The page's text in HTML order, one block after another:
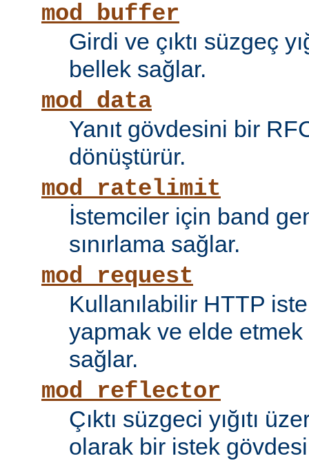
mod_buffer
Girdi ve çıktı süzgeç
bellek sağlar.
mod_data
Yanıt gövdesini bir
dönüştürür.
mod_ratelimit
İstemciler için band
sınırlama sağlar.
mod_request
Kullanılabilir HTTP
yapmak ve elde
sağlar.
mod_reflector
Çıktı süzgeci yığıtı
olarak bir istek